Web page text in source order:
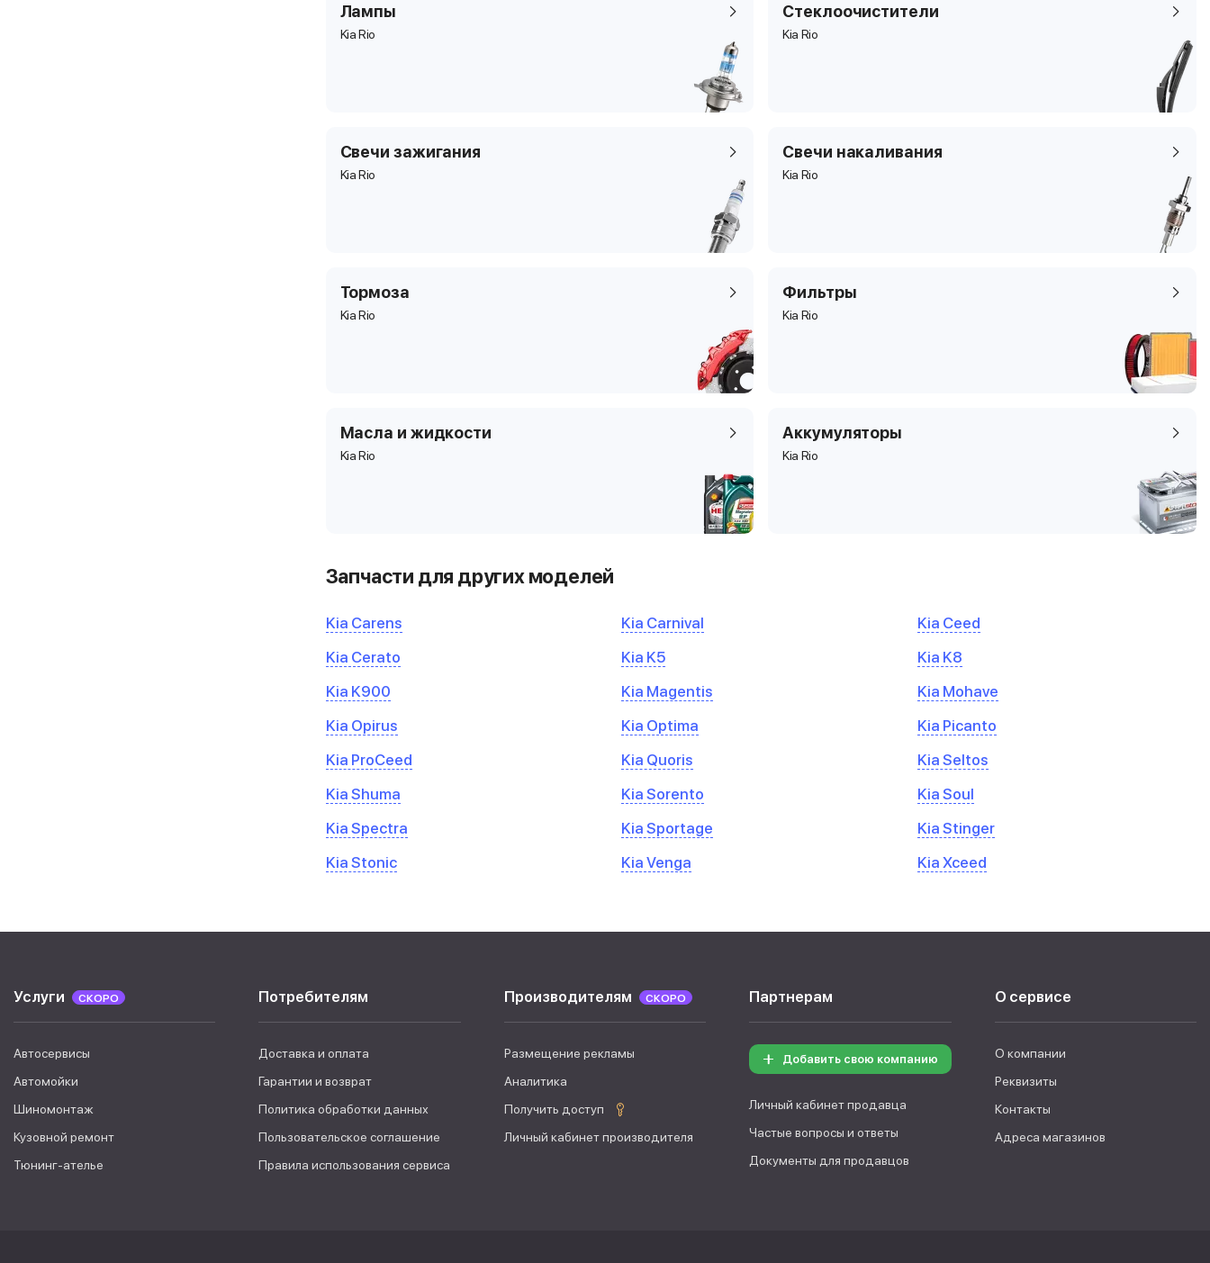
Лампы
Kia Rio
Стеклоочистители
Kia Rio
Свечи зажигания
Kia Rio
Свечи накаливания
Kia Rio
Тормоза
Kia Rio
Фильтры
Kia Rio
Масла и жидкости
Kia Rio
Аккумуляторы
Kia Rio
Запчасти для других моделей
Kia Carens Kia Carnival
Kia Ceed
Kia Cerato
Kia K5
Kia K8
Kia K900
Kia Magentis
Kia Mohave
Kia Opirus
Kia Optima
Kia Picanto
Kia ProCeed
Kia Quoris
Kia Seltos
Kia Shuma
Kia Sorento
Kia Soul
Kia Spectra
Kia Sportage
Kia Stinger
Kia Stonic
Kia Venga Kia Xceed
Услуги СКОРО
Автосервисы
Автомойки
Шиномонтаж
Кузовной ремонт
Тюнинг-ателье
Потребителям
Доставка и оплата
Гарантии и возврат
Политика обработки данных
Пользовательское соглашение
Правила использования сервиса
Производителям СКОРО
Размещение рекламы
Аналитика
Получить доступ
Личный кабинет производителя
Партнерам
Добавить свою компанию
Личный кабинет продавца
Частые вопросы и ответы
Документы для продавцов
О сервисе
О компании
Реквизиты
Контакты
Адреса магазинов